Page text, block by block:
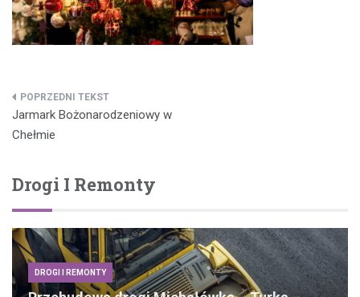
Nawigacja
wpisu
Jarmark Bożonarodzeniowy w
Chełmie
Drogi I Remonty
DROGI I REMONTY